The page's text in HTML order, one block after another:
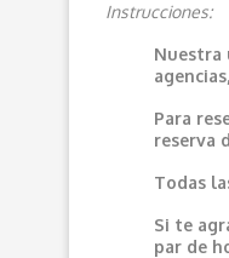
Instrucciones:
Nuestra
Para
reserva
Todas
Si te
par de